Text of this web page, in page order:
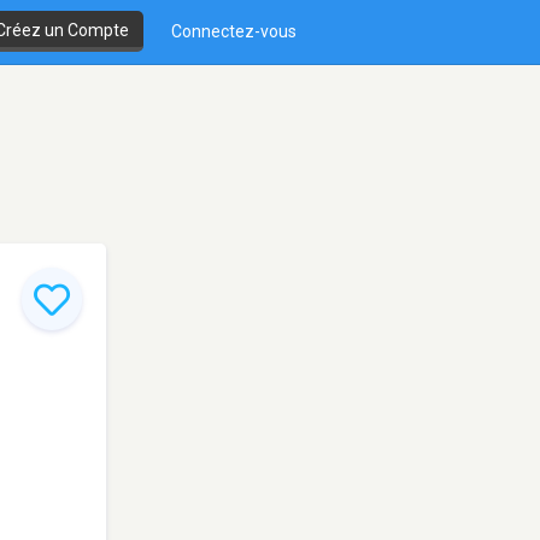
un Compte Connectez-vous